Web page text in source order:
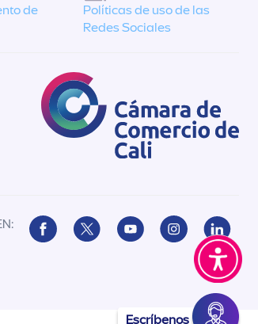
Escríbenos
de
Políticas de uso de las
Redes Sociales